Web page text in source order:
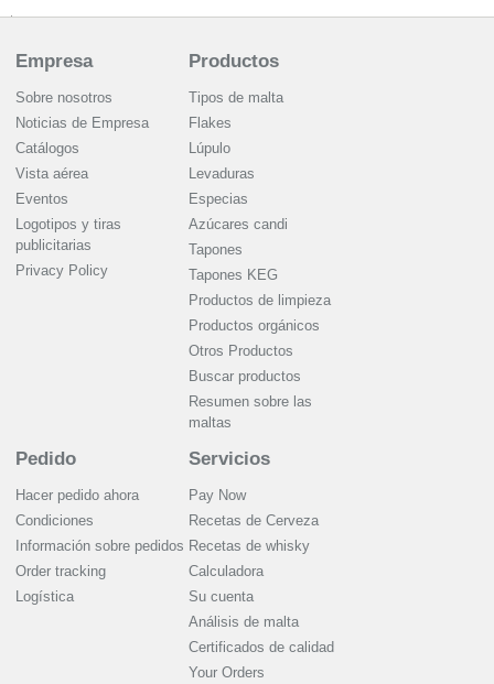
Empresa
Sobre nosotros
Noticias de Empresa
Catálogos
Vista aérea
Eventos
Logotipos y tiras
publicitarias
Privacy Policy
Productos
Tipos de malta
Flakes
Lúpulo
Levaduras
Especias
Azúcares candi
Tapones
Tapones KEG
Productos de limpieza
Productos orgánicos
Otros Productos
Buscar productos
Resumen sobre las
maltas
Pedido
Hacer pedido ahora
Condiciones
Información sobre pedidos
Order tracking
Logística
Servicios
Pay Now
Recetas de Cerveza
Recetas de whisky
Calculadora
Su cuenta
Análisis de malta
Certificados de calidad
Your Orders